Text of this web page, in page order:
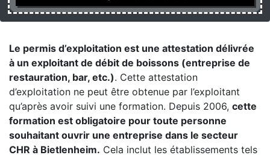
Le permis d’exploitation est une attestation délivrée
à un exploitant de débit de boissons (entreprise de
restauration, bar, etc.). Cette attestation
d’exploitation ne peut être obtenue par l’exploitant
qu’après avoir suivi une formation. Depuis 2006, cette
formation est obligatoire pour toute personne
souhaitant ouvrir une entreprise dans le secteur
CHR à Bietlenheim. Cela inclut les établissements tels